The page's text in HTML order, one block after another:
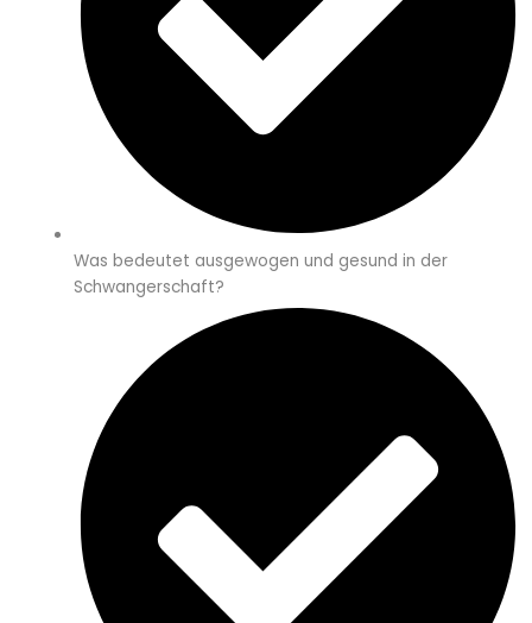
Was bedeutet ausgewogen und gesund in der
Schwangerschaft?